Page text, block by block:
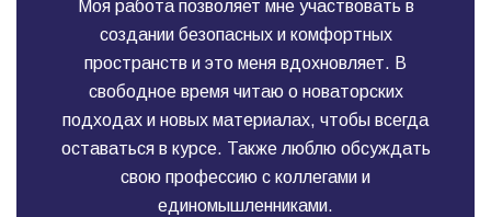
Моя работа позволяет мне участвовать в
создании безопасных и комфортных
пространств и это меня вдохновляет. В
свободное время читаю о новаторских
подходах и новых материалах, чтобы всегда
оставаться в курсе. Также люблю обсуждать
свою профессию с коллегами и
единомышленниками.